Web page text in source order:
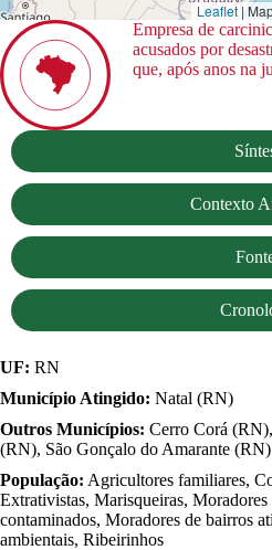
Leaflet |
Empresa de
acusados por
que, após anos na
Contexto
UF: RN
Município Atingido: Natal (RN)
Outros Municípios: Cerro Corá
(RN), São Gonçalo do Amarante (RN)
População: Agricultores familiares,
Extrativistas, Marisqueiras, Moradores
contaminados, Moradores de bairros
ambientais, Ribeirinhos